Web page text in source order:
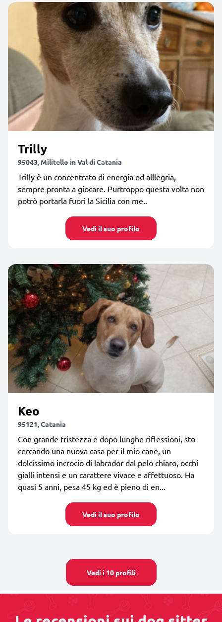
Trilly
95043, Militello in Val di Catania
Trilly è un concentrato di energia ed alllegria,
sempre pronta a giocare. Purtroppo questa volta non
potrò portarla fuori la Sicilia con me..
Vedi il suo profilo
Keo
95121, Catania
Con grande tristezza e dopo lunghe riflessioni, sto
cercando una nuova casa per il mio cane, un
dolcissimo incrocio di labrador dal pelo chiaro, occhi
gialli intensi e un carattere vivace e affettuoso. Ha
quasi 5 anni, pesa 45 kg ed è pieno di en...
Vedi il suo profilo
Vedi i 10 profili